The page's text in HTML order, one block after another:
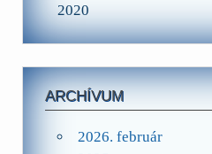
2020
ARCHÍVUM
2026. február